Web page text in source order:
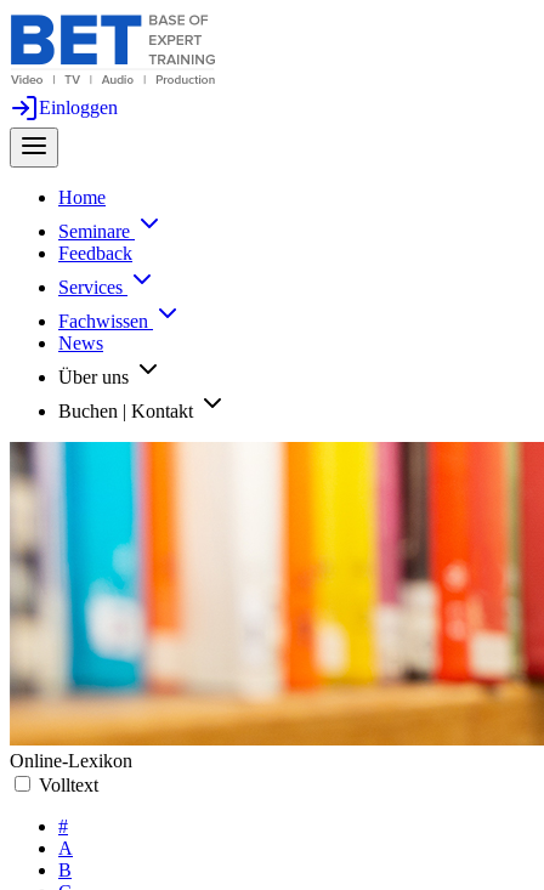
Einloggen
Home
Seminare
Feedback
Services
Fachwissen
News
Über uns
Buchen | Kontakt
Online-Lexikon
Volltext
#
A
B